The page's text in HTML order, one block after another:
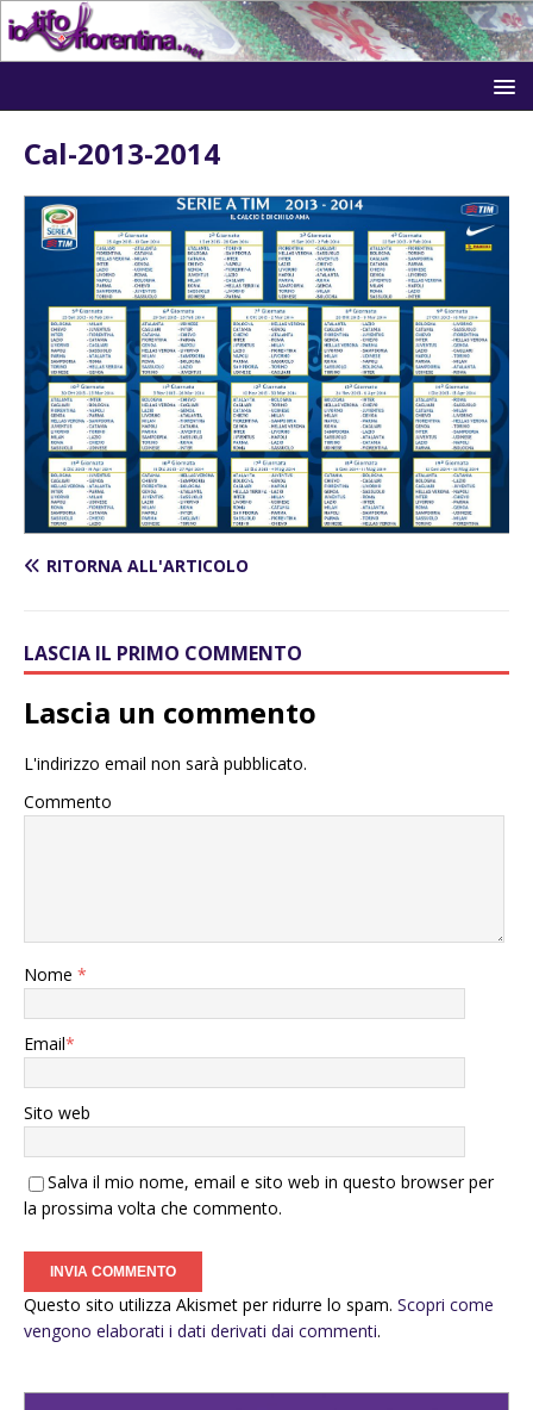
Cal-2013-2014
RITORNA ALL'ARTICOLO
LASCIA IL PRIMO COMMENTO
Lascia un commento
L'indirizzo email non sarà pubblicato.
Commento
Nome *
Email*
Sito web
Salva il mio nome, email e sito web in questo browser per
la prossima volta che commento.
Questo sito utilizza Akismet per ridurre lo spam. Scopri come
vengono elaborati i dati derivati dai commenti.